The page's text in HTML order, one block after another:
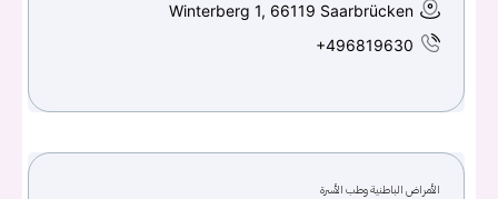
Winterberg 1, 66119 Saarbrücken
+496819630
الأمراض الباطنية وطب الأسرة